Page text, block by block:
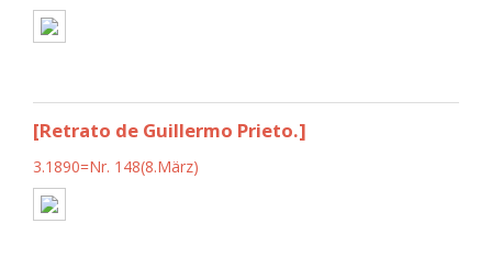
[Retrato de Guillermo Prieto.]
3.1890=Nr. 148(8.März)